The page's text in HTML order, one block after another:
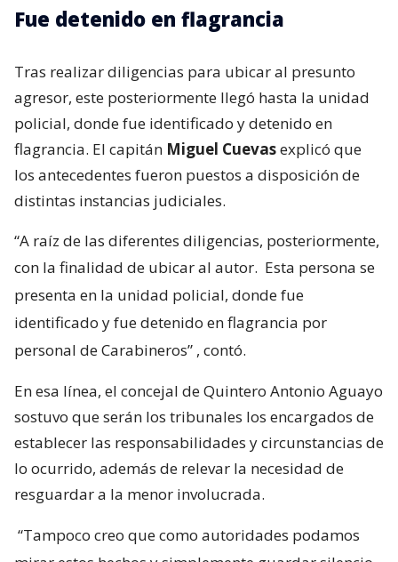
Fue detenido en flagrancia
Tras realizar diligencias para ubicar al presunto
agresor, este posteriormente llegó hasta la unidad
policial, donde fue identificado y detenido en
flagrancia. El capitán Miguel Cuevasexplicó que
los antecedentes fueron puestos a disposición de
distintas instancias judiciales.
“A raíz de las diferentes diligencias, posteriormente,
con la finalidad de ubicar al autor. Esta persona se
presenta en la unidad policial, donde fue
identificado y fue detenido en flagrancia por
personal de Carabineros” , contó.
En esa línea, el concejal de Quintero Antonio Aguayo
sostuvo que serán los tribunales los encargados de
establecer las responsabilidades y circunstancias de
lo ocurrido, además de relevar la necesidad de
resguardar a la menor involucrada.
“Tampoco creo que como autoridades podamos